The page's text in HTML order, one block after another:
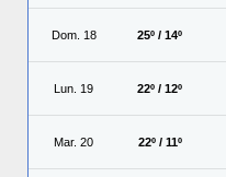
Dom. 18 25º / 14º
Lun. 19 22º / 12º
Mar. 20 22º / 11º